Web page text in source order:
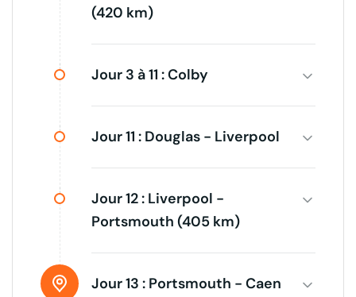
(420 km)
Jour 3 à 11 :Colby
Jour 11 : Douglas - Liverpool
Jour 12 : Liverpool -
Portsmouth (405 km)
Jour 13 : Portsmouth - Caen